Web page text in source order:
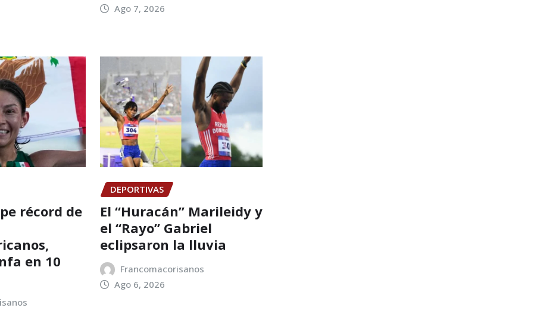
Ago 7, 2026
récord de
en 10
DEPORTIVAS
El “Huracán” Marileidy y
el “Rayo” Gabriel
eclipsaron la lluvia
Francomacorisanos
Ago 6, 2026